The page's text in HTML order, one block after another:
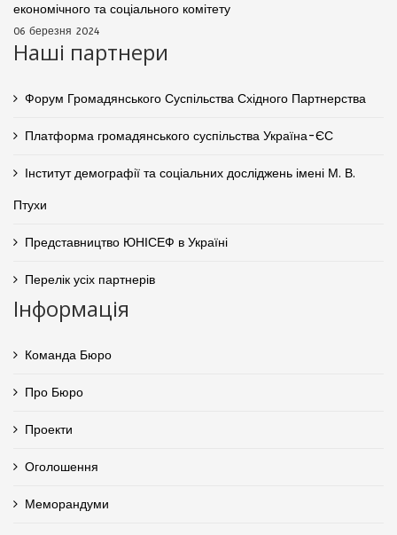
економічного та соціального комітету
06 березня 2024
Наші партнери
Форум Громадянського Суспільства Східного Партнерства
Платформа громадянського суспільства Україна-ЄС
Інститут демографії та соціальних досліджень імені М. В.
Птухи
Представництво ЮНІСЕФ в Україні
Перелік усіх партнерів
Інформація
Команда Бюро
Про Бюро
Проекти
Оголошення
Меморандуми